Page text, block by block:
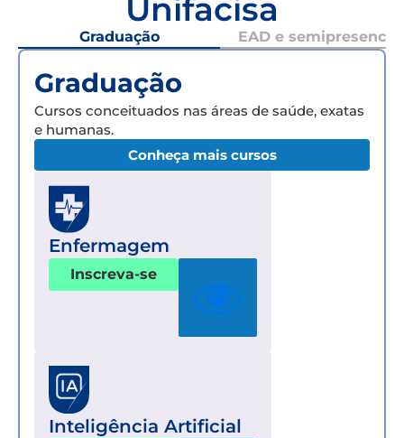
Unifacisa
Graduação EAD e semipresencial
Graduação
Cursos conceituados nas áreas de saúde, exatas
e humanas.
Conheça mais cursos
Enfermagem
Inscreva-se
Inteligência Artificial